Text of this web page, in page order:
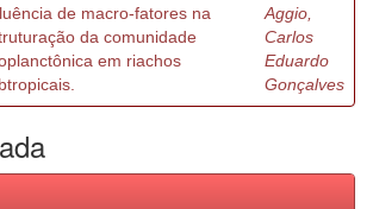
de macro-fatores na
da comunidade
em riachos
Aggio,
Carlos
Eduardo
Gonçalves